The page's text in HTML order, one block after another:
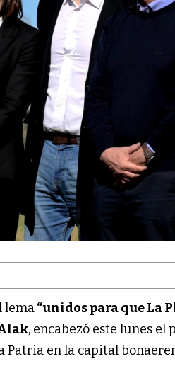
lema“unidos para que La
, encabezó este lunes
Patria en la capital